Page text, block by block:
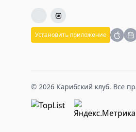
Установить приложение
© 2026 Карибский клуб. Все